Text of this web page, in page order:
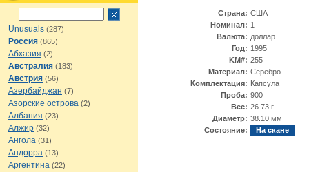
Unusuals (287)
Россия (865)
Абхазия (2)
Австралия (183)
Австрия (56)
Азербайджан (7)
Азорские острова (2)
Албания (23)
Алжир (32)
Ангола (31)
Андорра (13)
Аргентина (22)
Страна: США
Номинал: 1
Валюта: доллар
Год: 1995
KM#: 255
Материал: Серебро
Комплектация: Капсула
Проба: 900
Вес: 26.73 г
Диаметр: 38.10 мм
Состояние:
На скане